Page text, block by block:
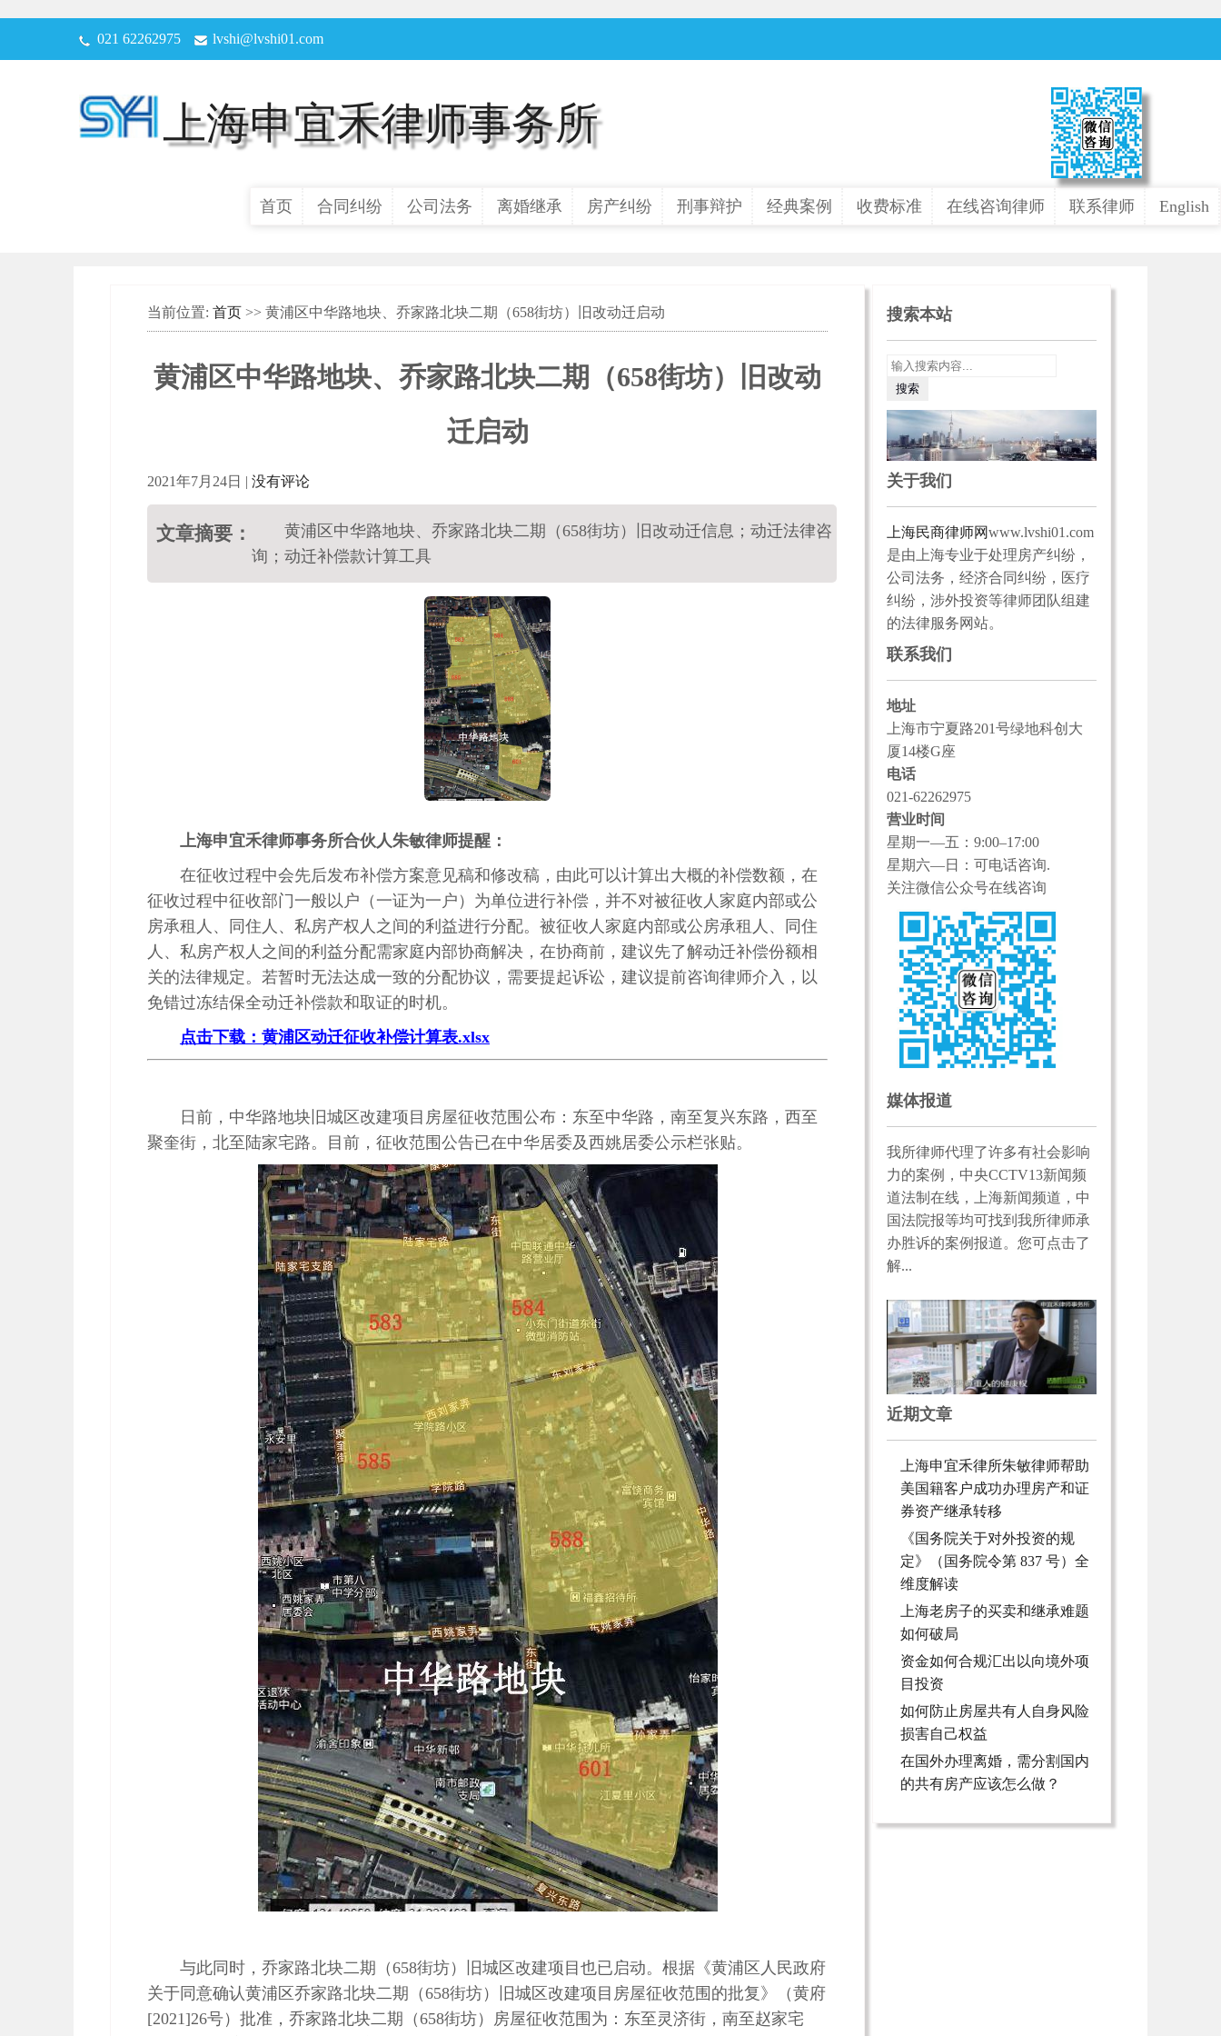
021 62262975 lvshi@lvshi01.com
上海申宜禾律师事务所
首页 合同纠纷 公司法务 离婚继承 房产纠纷 刑事辩护 经典案例 收费标准 在线咨询律师 联系律师 English
当前位置: 首页 >> 黄浦区中华路地块、乔家路北块二期（658街坊）旧改动迁启动
黄浦区中华路地块、乔家路北块二期（658街坊）旧改动
迁启动
2021年7月24日 | 没有评论
文章摘要：
黄浦区中华路地块、乔家路北块二期（658街坊）旧改动迁信息；动迁法律咨
询；动迁补偿款计算工具
上海申宜禾律师事务所合伙人朱敏律师提醒：
在征收过程中会先后发布补偿方案意见稿和修改稿，由此可以计算出大概的补偿数额，在
征收过程中征收部门一般以户（一证为一户）为单位进行补偿，并不对被征收人家庭内部或公
房承租人、同住人、私房产权人之间的利益进行分配。被征收人家庭内部或公房承租人、同住
人、私房产权人之间的利益分配需家庭内部协商解决，在协商前，建议先了解动迁补偿份额相
关的法律规定。若暂时无法达成一致的分配协议，需要提起诉讼，建议提前咨询律师介入，以
免错过冻结保全动迁补偿款和取证的时机。
点击下载：黄浦区动迁征收补偿计算表.xlsx
日前，中华路地块旧城区改建项目房屋征收范围公布：东至中华路，南至复兴东路，西至
聚奎街，北至陆家宅路。目前，征收范围公告已在中华居委及西姚居委公示栏张贴。
与此同时，乔家路北块二期（658街坊）旧城区改建项目也已启动。根据《黄浦区人民政府
关于同意确认黄浦区乔家路北块二期（658街坊）旧城区改建项目房屋征收范围的批复》（黄府
[2021]26号）批准，乔家路北块二期（658街坊）房屋征收范围为：东至灵济街，南至赵家宅
搜索本站
关于我们
上海民商律师网www.lvshi01.com
是由上海专业于处理房产纠纷，
公司法务，经济合同纠纷，医疗
纠纷，涉外投资等律师团队组建
的法律服务网站。
联系我们
地址
上海市宁夏路201号绿地科创大
厦14楼G座
电话
021-62262975
营业时间
星期一—五：9:00–17:00
星期六—日：可电话咨询.
关注微信公众号在线咨询
媒体报道
我所律师代理了许多有社会影响
力的案例，中央CCTV13新闻频
道法制在线，上海新闻频道，中
国法院报等均可找到我所律师承
办胜诉的案例报道。您可点击了
解...
近期文章
上海申宜禾律所朱敏律师帮助
美国籍客户成功办理房产和证
券资产继承转移
《国务院关于对外投资的规
定》（国务院令第 837 号）全
维度解读
上海老房子的买卖和继承难题
如何破局
资金如何合规汇出以向境外项
目投资
如何防止房屋共有人自身风险
损害自己权益
在国外办理离婚，需分割国内
的共有房产应该怎么做？